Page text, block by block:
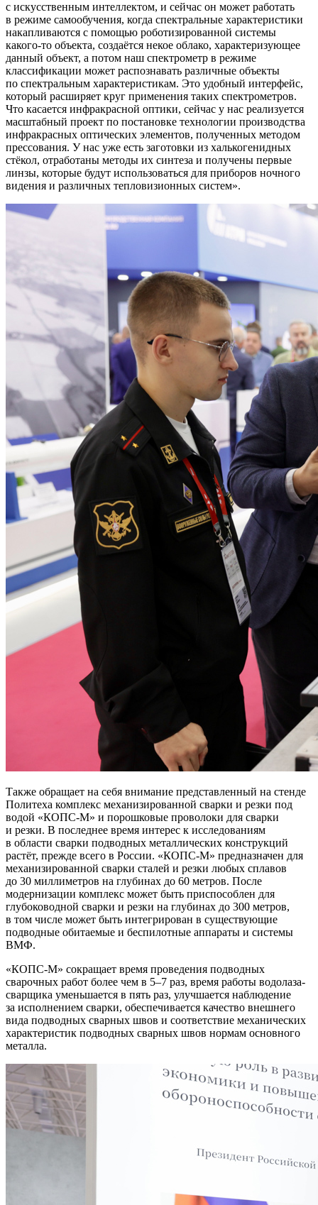
с искусственным интеллектом, и сейчас он может работать
в режиме самообучения, когда спектральные характеристики
накапливаются с помощью роботизированной системы
какого-то объекта, создаётся некое облако, характеризующее
данный объект, а потом наш спектрометр в режиме
классификации может распознавать различные объекты
по спектральным характеристикам. Это удобный интерфейс,
который расширяет круг применения таких спектрометров.
Что касается инфракрасной оптики, сейчас у нас реализуется
масштабный проект по постановке технологии производства
инфракрасных оптических элементов, полученных методом
прессования. У нас уже есть заготовки из халькогенидных
стёкол, отработаны методы их синтеза и получены первые
линзы, которые будут использоваться для приборов ночного
видения и различных тепловизионных систем .
Также обращает на себя внимание представленный на стенде
Политеха комплекс механизированной сварки и резки под
водой «КОПС-М» и порошковые проволоки для сварки
и резки. В последнее время интерес к исследованиям
в области сварки подводных металлических конструкций
растёт, прежде всего в России. «КОПС-М» предназначен для
механизированной сварки сталей и резки любых сплавов
до 30 миллиметров на глубинах до 60 метров. После
модернизации комплекс может быть приспособлен для
глубоководной сварки и резки на глубинах до 300 метров,
в том числе может быть интегрирован в существующие
подводные обитаемые и беспилотные аппараты и системы
ВМФ.
«КОПС-М» сокращает время проведения подводных
сварочных работ более чем в 5–7 раз, время работы водолаза-
сварщика уменьшается в пять раз, улучшается наблюдение
за исполнением сварки, обеспечивается качество внешнего
вида подводных сварных швов и соответствие механических
характеристик подводных сварных швов нормам основного
металла.